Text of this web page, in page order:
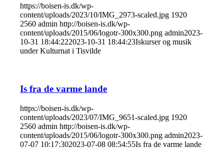
https://boisen-is.dk/wp-
content/uploads/2023/10/IMG_2973-scaled.jpg 1920
2560 admin http://boisen-is.dk/wp-
content/uploads/2015/06/logotr-300x300.png admin2023-
10-31 18:44:222023-10-31 18:44:23Iskurser og musik
under Kulturnat i Tisvilde
Is fra de varme lande
https://boisen-is.dk/wp-
content/uploads/2023/07/IMG_9651-scaled.jpg 1920
2560 admin http://boisen-is.dk/wp-
content/uploads/2015/06/logotr-300x300.png admin2023-
07-07 10:17:302023-07-08 08:54:55Is fra de varme lande